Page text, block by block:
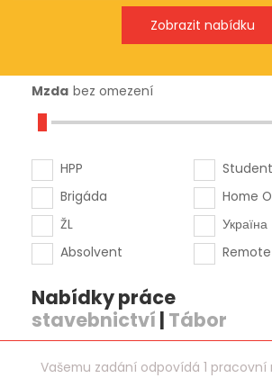
Mzda bez omezení
HPP
Brigáda
ŽL
Absolvent
Student
Home
Україна
Remote
Nabídky práce
stavebnictví | Tábor
Vašemu zadání odpovídá 1 pracovní